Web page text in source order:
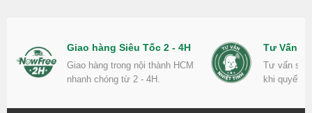
Giao hàng Siêu Tốc 2 - 4H
Giao hàng trong nội thành HCM
nhanh chóng từ 2 - 4H.
Tư Vấn
Tư vấn
khi quyết